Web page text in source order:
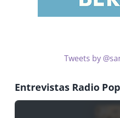
Tweets by
Entrevistas Radio